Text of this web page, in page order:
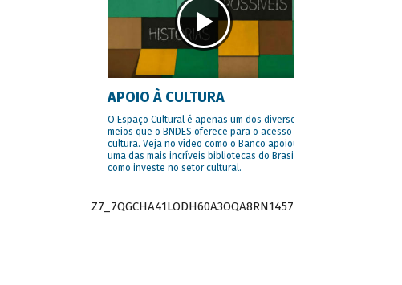
APOIO À CULTURA
O Espaço Cultural é apenas um dos diversos
meios que o BNDES oferece para o acesso à
cultura. Veja no vídeo como o Banco apoiou
uma das mais incríveis bibliotecas do Brasil e
como investe no setor cultural.
Z7_7QGCHA41LODH60A3OQA8RN1457